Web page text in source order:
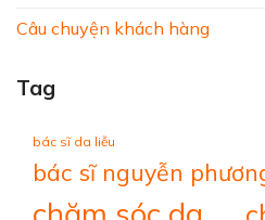
Câu chuyện khách hàng
Tag
bác sĩ da liễu
bác sĩ nguyễn